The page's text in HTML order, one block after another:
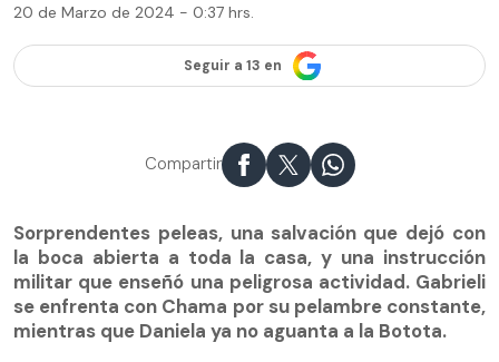
20 de Marzo de 2024 - 0:37 hrs.
Seguir a 13 en
Compartir
Sorprendentes peleas, una salvación que dejó con
la boca abierta a toda la casa, y una instrucción
militar que enseñó una peligrosa actividad. Gabrieli
se enfrenta con Chama por su pelambre constante,
mientras que Daniela ya no aguanta a la Botota.